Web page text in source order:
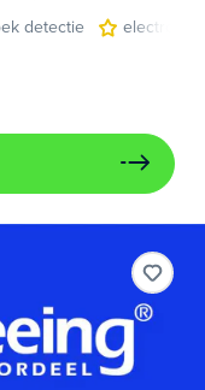
detectie
electronic